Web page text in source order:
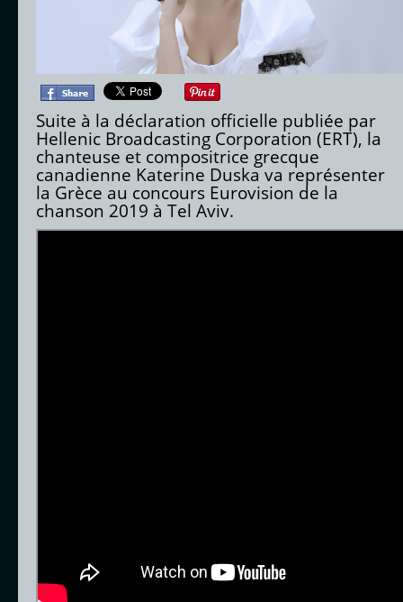
Suite à la déclaration officielle publiée par
Hellenic Broadcasting Corporation (ERT), la
chanteuse et compositrice grecque
canadienne Katerine Duska va représenter
la Grèce au concours Eurovision de la
chanson 2019 à Tel Aviv.